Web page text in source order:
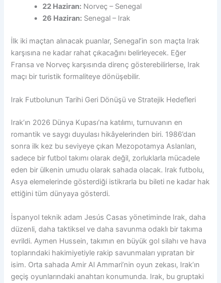
22 Haziran: Norveç – Senegal
26 Haziran: Senegal – Irak
İlk iki maçtan alınacak puanlar, Senegal’in son maçta Irak
karşısına ne kadar rahat çıkacağını belirleyecek. Eğer
Fransa ve Norveç karşısında direnç gösterebilirlerse, Irak
maçı bir turistik formaliteye dönüşebilir.
Irak Futbolunun Tarihi Geri Dönüşü ve Stratejik Hedefleri
Irak’ın 2026 Dünya Kupası’na katılımı, turnuvanın en
romantik ve saygı duyulası hikâyelerinden biri. 1986’dan
sonra ilk kez bu seviyeye çıkan Mezopotamya Aslanları,
sadece bir futbol takımı olarak değil, zorluklarla mücadele
eden bir ülkenin umudu olarak sahada olacak. Irak futbolu,
Asya elemelerinde gösterdiği istikrarla bu bileti ne kadar hak
ettiğini tüm dünyaya gösterdi.
İspanyol teknik adam Jesús Casas yönetiminde Irak, daha
düzenli, daha taktiksel ve daha savunma odaklı bir takıma
evrildi. Aymen Hussein, takımın en büyük gol silahı ve hava
toplarındaki hakimiyetiyle rakip savunmaları yıpratan bir
isim. Orta sahada Amir Al Ammari’nin oyun zekası, Irak’ın
geçiş oyunlarındaki anahtarı konumunda. Irak, bu gruptaki